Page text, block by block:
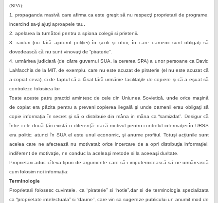
(SPA):
1. propaganda masivă care afirma ca este greşit să nu respecţi proprietarii de programe,
incercind sa-ţi ajuţi aproapele tau.
2. apelarea la turnători pentru a spiona colegii si prietenii.
3. raiduri (nu fără ajutorul poliţiei) în şcoli şi oficii, în care oamenii sunt obligaţi să
dovedească că nu sunt vinovaţi de “piraterie”.
4. urmărirea judiciară (de către guvernul SUA, la cererea SPA) a unor persoane ca David
LaMacchia de la MIT, de exemplu, care nu este acuzat de piraterie (el nu este acuzat că
a copiat ceva), ci de faptul că a lăsat fără urmărire facilitaţile de copiere şi că a eşuat să
controleze folosirea lor.
Toate aceste patru practici amintesc de cele din Uniunea Sovietică, unde orice maşină
de copiat era păzita pentru a preveni copierea ilegală şi unde oamenii erau obligaţi să
copie informaţia în secret şi să o distribuie din mâna in mâna ca “samizdat”. Desigur că
între cele două ţări există o diferenţă: dacă motivul pentru controlul informaţiei în URSS
era politic; atunci în SUA el este unul economic, şi anume profitul. Totuşi acţiunile sunt
acelea care ne afectează nu motivatai: orice incercare de a opri distribuţia informaţiei,
indiferent de motivaţie, ne conduc la aceleaşi metode si la aceeaşi duritate.
Proprietarii aduc cîteva tipuri de argumente care să-i imputernicească să ne urmărească
cum folosim noi informaţia:
Terminologie
Proprietarii folosesc cuvintele, ca “piraterie” si “hotie”,dar si de terminologia specializata
ca “proprietate intelectuala” si “daune”, care vin sa sugereze publicului un anumit mod de